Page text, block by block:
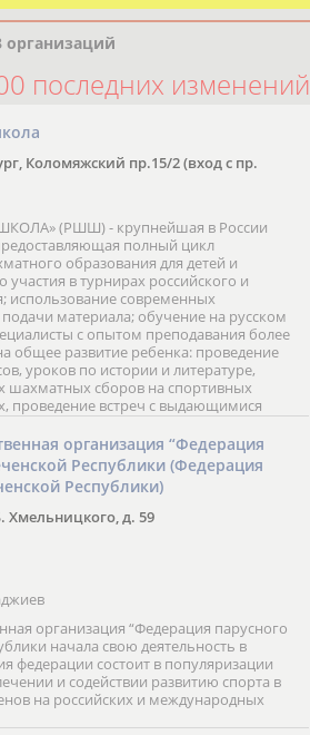
организаций
последних изменений
Коломяжский пр.15/2 (вход с пр.
(РШШ) - крупнейшая в России
полный цикл
образования для детей и
участия в турнирах российского и
использование современных
материала; обучение на русском
с опытом преподавания более
общее развитие ребенка: проведение
уроков по истории и литературе,
шахматных сборов на спортивных
проведение встреч с выдающимися
обучение; онлайн обучение в
занятий, круглые столы
тренеров, организация фестивалей;
и турниров.
организация “Федерация
Республики (Федерация
Республики)
Хмельницкого, д. 59
организация “Федерация парусного
начала свою деятельность в
федерации состоит в популяризации
и содействии развитию спорта в
на российских и международных